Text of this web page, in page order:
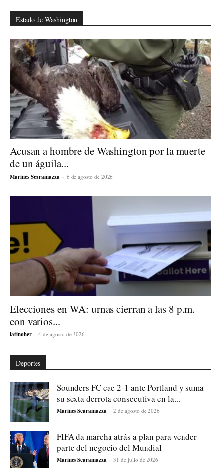
Estado de Washington
Acusan a hombre de Washington por la muerte
de un águila...
Marines Scaramazza - 6 de agosto de 2026
Elecciones en WA: urnas cierran a las 8 p.m.
con varios...
latinoher - 4 de agosto de 2026
Deportes
Sounders FC cae 2-1 ante Portland y suma
su sexta derrota consecutiva en la...
Marines Scaramazza - 2 de agosto de 2026
FIFA da marcha atrás a plan para vender
parte del negocio del Mundial
Marines Scaramazza - 31 de julio de 2026